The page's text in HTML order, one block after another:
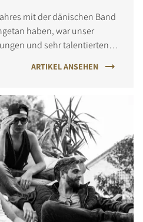
mit der dänischen Band
haben, war unser
und sehr talentierten
ARTIKEL ANSEHEN